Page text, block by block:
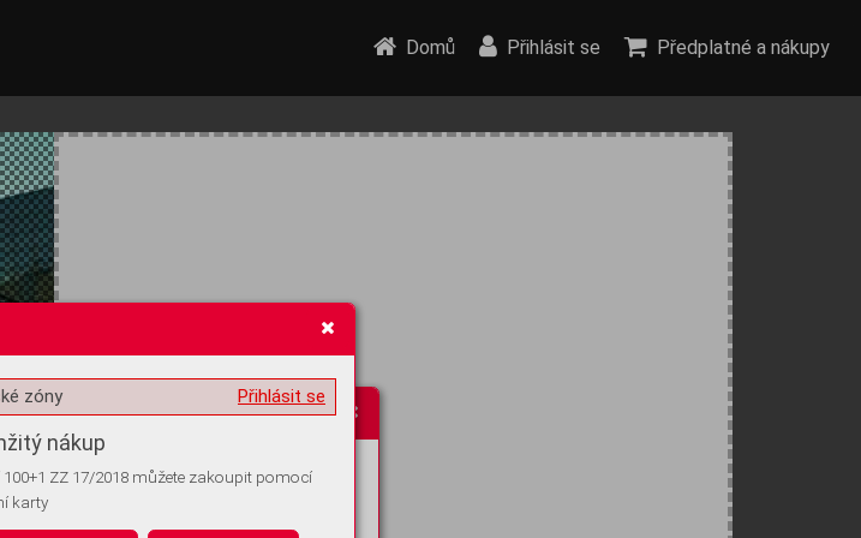
volitelných informací
Domů Přihlásit se Předplatné a nákupy
Přihlásit se
zóny
nákup
100+1 ZZ 17/2018 můžete zakoupit pomocí
karty